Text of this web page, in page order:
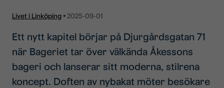
Livet i Linköping•2025-09-01
Ett nytt kapitel börjar på Djurgårdsgatan 71
när Bageriet tar över välkända Åkessons
bageri och lanserar sitt moderna, stilrena
koncept. Doften av nybakat möter besökare